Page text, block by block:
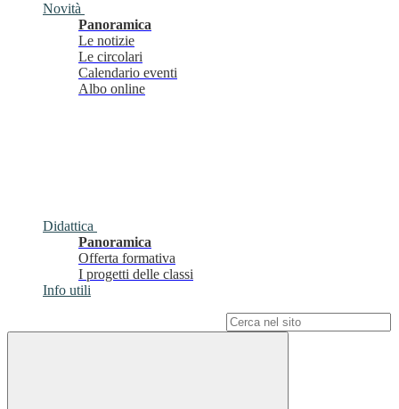
Novità
Panoramica
Le notizie
Le circolari
Calendario eventi
Albo online
Didattica
Panoramica
Offerta formativa
I progetti delle classi
Info utili